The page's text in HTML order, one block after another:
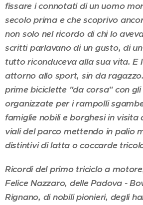
fissare i connotati di un uomo
secolo prima e che scoprivo
non solo nel ricordo di chi lo
scritti parlavano di un gusto, di
tutto riconduceva alla sua vita. E
attorno allo sport, sin da
prime biciclette "da corsa" con gli
organizzate per i rampolli
famiglie nobili e borghesi in visita
viali del parco mettendo in palio
distintivi di latta o coccarde
Ricordi del primo triciclo a
Felice Nazzaro, delle Padova -
Rignano, di nobili pionieri, degli